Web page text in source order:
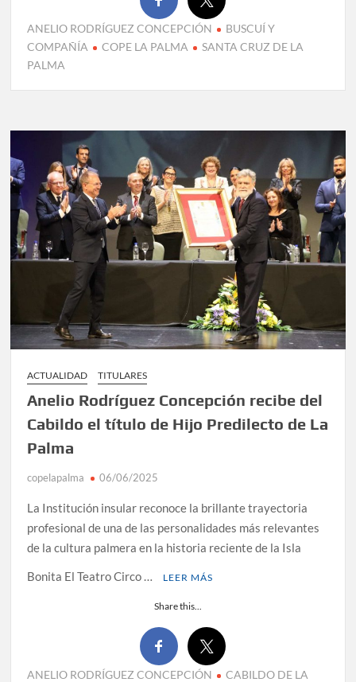
ANELIO RODRÍGUEZ CONCEPCIÓN
BUSCUÍ Y
COMPAÑÍA
COPE LA PALMA
SANTA CRUZ DE LA
PALMA
ACTUALIDAD TITULARES
Anelio Rodríguez Concepción recibe del
Cabildo el título de Hijo Predilecto de La
Palma
copelapalma 06/06/2025
La Institución insular reconoce la brillante trayectoria
profesional de una de las personalidades más relevantes
de la cultura palmera en la historia reciente de la Isla
Bonita El Teatro Circo …
LEER MÁS
Share this...
ANELIO RODRÍGUEZ CONCEPCIÓN
CABILDO DE LA